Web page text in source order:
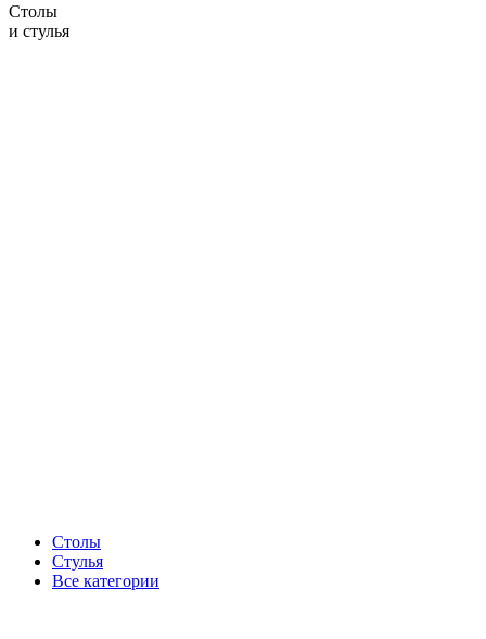
Столы
и стулья
Столы
Стулья
Все категории